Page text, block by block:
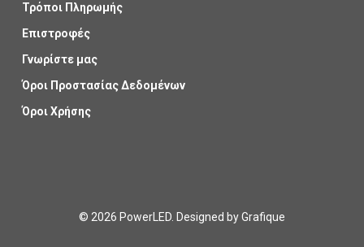
Τρόποι Πληρωμής
Επιστροφές
Γνωρίστε μας
Όροι Προστασίας Δεδομένων
Όροι Χρήσης
© 2026 PowerLED. Designed byGrafique